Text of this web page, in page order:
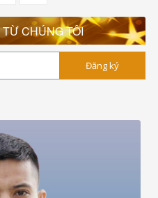
CHÚNG TÔI
Đăng ký